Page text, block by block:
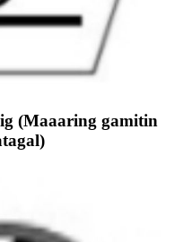
(Maaaring gamitin